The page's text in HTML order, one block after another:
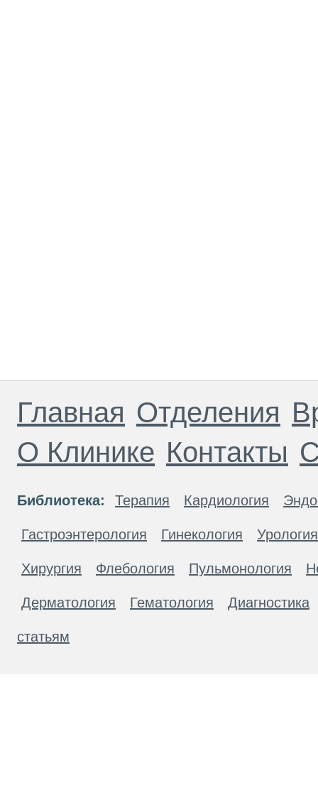
Главная Отделения
О Клинике Контакты
Библиотека: Терапия Кардиология
Гастроэнтерология Гинекология Урология
Хирургия Флебология Пульмонология
Дерматология Гематология Диагностика
статьям